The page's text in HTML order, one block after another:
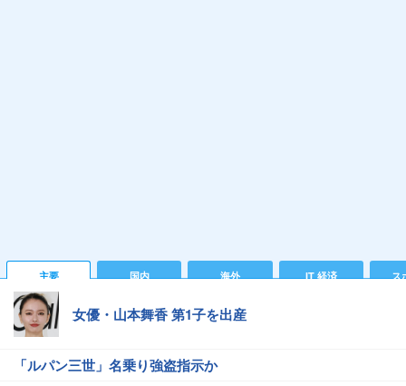
主要 国内 海外 IT 経済 ス
女優・山本舞香 第1子を出産
「ルパン三世」名乗り強盗指示か